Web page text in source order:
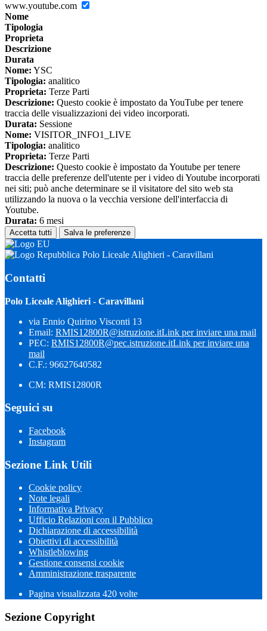
www.youtube.com
Nome
Tipologia
Proprieta
Descrizione
Durata
Nome: YSC
Tipologia: analitico
Proprieta: Terze Parti
Descrizione: Questo cookie è impostato da YouTube per tenere
traccia delle visualizzazioni dei video incorporati.
Durata: Sessione
Nome: VISITOR_INFO1_LIVE
Tipologia: analitico
Proprieta: Terze Parti
Descrizione: Questo cookie è impostato da Youtube per tenere
traccia delle preferenze dell'utente per i video di Youtube incorporati
nei siti; può anche determinare se il visitatore del sito web sta
utilizzando la nuova o la vecchia versione dell'interfaccia di
Youtube.
Durata: 6 mesi
Accetta tutti Salva le preferenze
Polo Liceale Alighieri - Caravillani
Contatti
Polo Liceale Alighieri - Caravillani
via Ennio Quirino Visconti 13
Email: RMIS12800R@istruzione.itLink per inviare una mail
PEC: RMIS12800R@pec.istruzione.itLink per inviare una
mail
C.F.: 96627640582
CM: RMIS12800R
Seguici su
Facebook
Instagram
Sezione Link Utili
Cookie policy
Note legali
Informativa Privacy
Ufficio Relazioni con il Pubblico
Dichiarazione di accessibilità
Obiettivi di accessibilità
Whistleblowing
Gestione consensi cookie
Amministrazione trasparente
Pagina visualizzata 420 volte
Sezione Copyright